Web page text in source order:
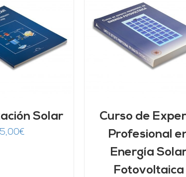
Solar
€
AL CARRITO
DETALLES
Curso de
Profesional
Energía
Fotovoltaica
AÑADIR AL CARRITO
DETALLES